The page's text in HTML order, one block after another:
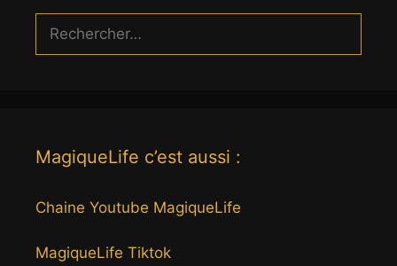
Rechercher :
MagiqueLife c’est aussi :
Chaine Youtube MagiqueLife
MagiqueLife Tiktok